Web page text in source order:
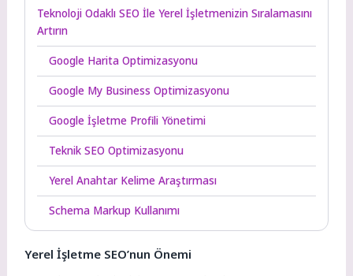
Teknoloji Odaklı SEO İle Yerel İşletmenizin Sıralamasını
Artırın
Google Harita Optimizasyonu
Google My Business Optimizasyonu
Google İşletme Profili Yönetimi
Teknik SEO Optimizasyonu
Yerel Anahtar Kelime Araştırması
Schema Markup Kullanımı
Yerel İşletme SEO’nun Önemi